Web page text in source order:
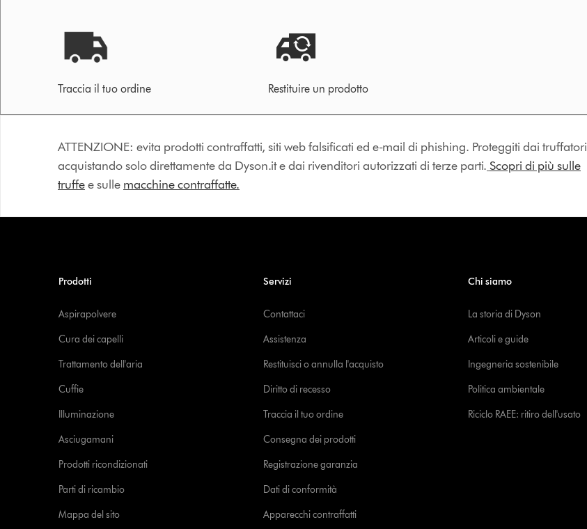
Traccia il tuo ordine Restituire un prodotto
ATTENZIONE: evita prodotti contraffatti, siti web falsificati ed e-mail di phishing. Proteggiti dai truffatori
acquistando solo direttamente da Dyson.it e dai rivenditori autorizzati di terze parti. Scopri di più sulle
truffee sulle macchine contraffatte.
Prodotti
Aspirapolvere
Cura dei capelli
Trattamento dell'aria
Cuffie
Illuminazione
Asciugamani
Prodotti ricondizionati
Parti di ricambio
Mappa del sito
Servizi
Contattaci
Assistenza
Restituisci o annulla l'acquisto
Diritto di recesso
Traccia il tuo ordine
Consegna dei prodotti
Registrazione garanzia
Dati di conformità
Apparecchi contraffatti
Chi siamo
La storia di Dyson
Articoli e guide
Ingegneria sostenibile
Politica ambientale
Riciclo RAEE: ritiro dell'usato